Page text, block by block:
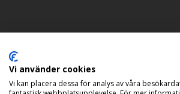
Vi använder cookies
Vi kan placera dessa för analys av våra